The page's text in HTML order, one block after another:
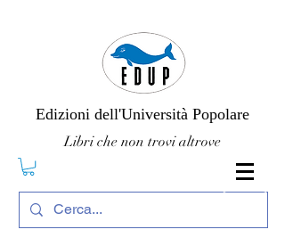
Edizioni dell'Università Popolare
Libri che non trovi altrove